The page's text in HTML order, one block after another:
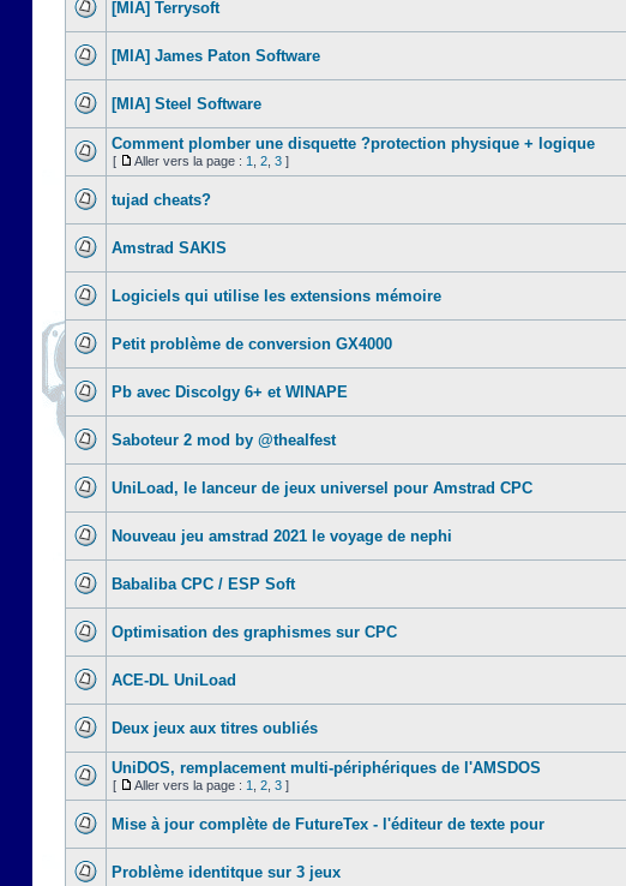
[MIA] Terrysoft
[MIA] James Paton Software
[MIA] Steel Software
Comment plomber une disquette ?protection physique + logique
[ Aller vers la page : 1 2 3 ]
tujad cheats?
Amstrad SAKIS
Logiciels qui utilise les extensions mémoire
Petit problème de conversion GX4000
Pb avec Discolgy 6+ et WINAPE
Saboteur 2 mod by @thealfest
UniLoad, le lanceur de jeux universel pour Amstrad CPC
Nouveau jeu amstrad 2021 le voyage de nephi
Babaliba CPC / ESP Soft
Optimisation des graphismes sur CPC
ACE-DL UniLoad
Deux jeux aux titres oubliés
UniDOS, remplacement multi-périphériques de l'AMSDOS
[ Aller vers la page : 1 2 3 ]
Mise à jour complète de FutureTex - l'éditeur de texte pour
Problème identitque sur 3 jeux